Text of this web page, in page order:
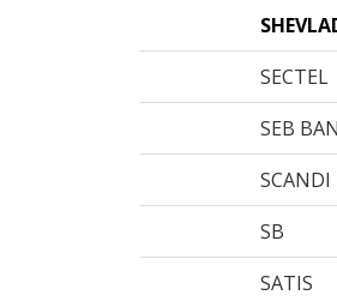
SECTEL
SEB
SCANDI
SB
SATIS